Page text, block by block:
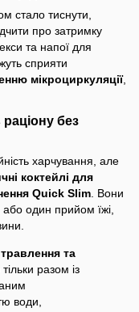
стало тиснути,
про затримку
та напої для
сприяти
мікроциркуляції,
без
харчування, але
коктейлі для
Quick Slim . Вони
один прийом їжі,
та
разом із
води,